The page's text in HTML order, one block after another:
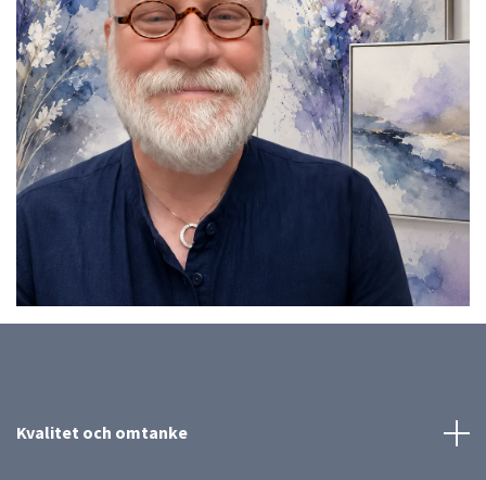
Kvalitet och omtanke